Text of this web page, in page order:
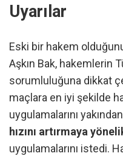
Uyarılar
Eski bir hakem
Aşkın Bak, hakemlerin
sorumluluğuna dikkat
maçlara en iyi şekilde
uygulamalarını
hızını artırmaya
uygulamalarını istedi.